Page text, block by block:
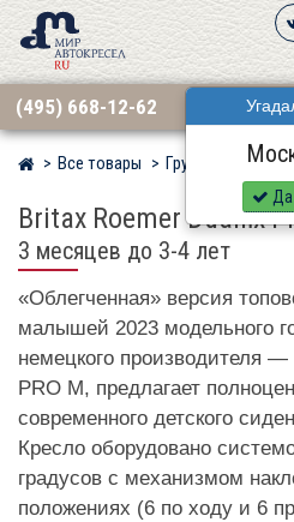
Да
(495) 668-12-62
Мир детских автокресел
Все товары Группа 0·1 (до 18
Britax Roemer Dualfix
3 месяцев до 3-4 лет
«Облегченная» версия
малышей 2023 модельного
немецкого производителя
PRO M, предлагает
современного детского
Кресло оборудовано
градусов с механизмом
положениях (6 по ходу и 6